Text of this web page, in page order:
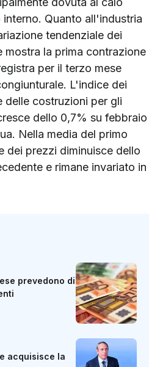
Quanto all'industria
tendenziale dei
mostra la prima contrazione
per il terzo mese
L'indice dei
delle costruzioni per gli
dello 0,7% su febbraio
Nella media del primo
dei prezzi diminuisce dello
e rimane invariato in
prevedono di
acquisisce la